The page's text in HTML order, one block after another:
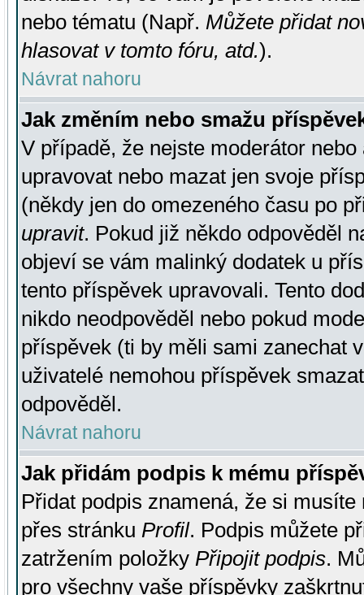
nebo tématu (Např. Můžete přidat
hlasovat v tomto fóru, atd.).
Návrat nahoru
Jak změním nebo smažu
V případě, že nejste moderátor
upravovat nebo mazat jen svoje
(někdy jen do omezeného času po
upravit. Pokud již někdo odpověděl
objeví se vám malinký dodatek u
tento příspěvek upravovali. Tento
nikdo neodpověděl nebo pokud
příspěvek (ti by měli sami zanechat
uživatelé nemohou příspěvek
odpověděl.
Návrat nahoru
Jak přidám podpis k mému
Přidat podpis znamená, že si
přes stránku Profil. Podpis můžete
zatržením položky Připojit podpis.
pro všechny vaše příspěvky